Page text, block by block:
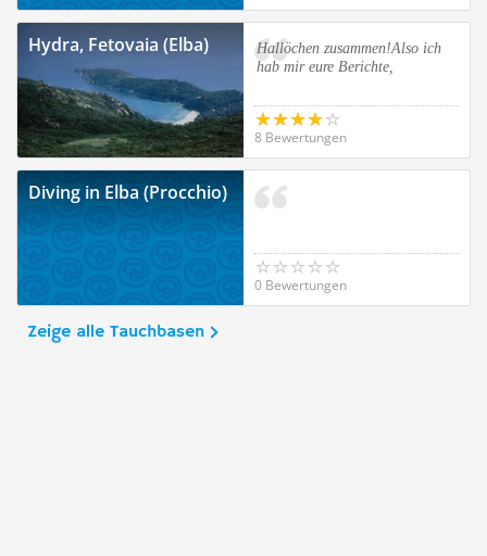
Hydra, Fetovaia (Elba)
Hallöchen zusammen!Also ich
hab mir eure Berichte,
8 Bewertungen
Diving in Elba (Procchio)
0 Bewertungen
Zeige alle Tauchbasen